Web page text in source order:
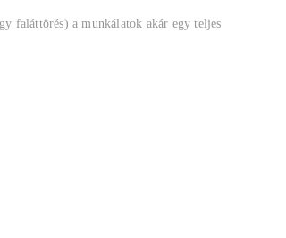
faláttörés) a munkálatok akár egy teljes